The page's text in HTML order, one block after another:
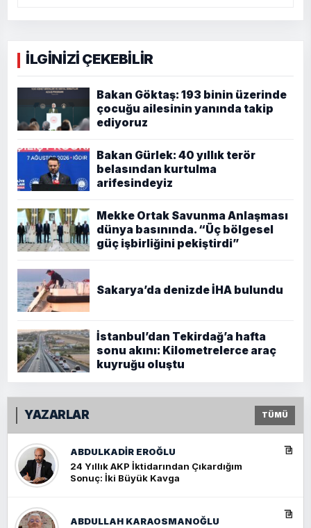
İLGİNİZİ ÇEKEBİLİR
Bakan Göktaş: 193 binin üzerinde
çocuğu ailesinin yanında takip
ediyoruz
Bakan Gürlek: 40 yıllık terör
belasından kurtulma
arifesindeyiz
Mekke Ortak Savunma Anlaşması
dünya basınında. “Üç bölgesel
güç işbirliğini pekiştirdi”
Sakarya’da denizde İHA bulundu
İstanbul’dan Tekirdağ’a hafta
sonu akını: Kilometrelerce araç
kuyruğu oluştu
YAZARLAR TÜMÜ
ABDULKADIR EROĞLU
24 Yıllık AKP İktidarından Çıkardığım
Sonuç: İki Büyük Kavga
ABDULLAH KARAOSMANOĞLU